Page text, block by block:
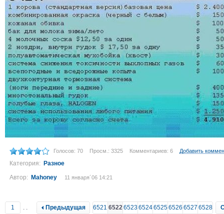
Голосов: 70 Просм.: 3325 Комментариев: 6 Добавить
Категория: Разное
Автор: Mahoney 11 января´06 14:21
1 .. Предыдущая 6521 65226523652465256526 6527 6528